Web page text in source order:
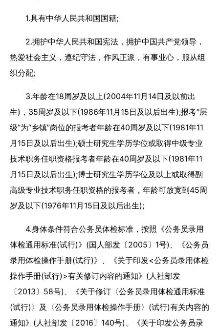
1.具有中华人民共和国国籍;
2.拥护中华人民共和国宪法，拥护中国共产党领导，
热爱社会主义，遵纪守法，作风正派，有事业心，服从组
织分配;
3.年龄在18周岁及以上(2004年11月14日及以前出
生)，35周岁及以下(1986年11月15日及以后出生);报考“层
级”为“乡镇”岗位的报考者年龄在40周岁及以下(1981年11
月15日及以后出生);硕士研究生学历学位或取得中级专业
技术职务任职资格报考者年龄在40周岁及以下(1981年11
月15日及以后出生);博士研究生学历学位及以上或取得副
高级专业技术职务任职资格的报考者，年龄可放宽到45周
岁及以下(1976年11月15日及以后出生);
4.身体条件符合公务员体检标准，按照《公务员录用
体检通用标准(试行)》(国人部发〔2005〕1号)、《公务员
录用体检操作手册(试行)》、《关于印发<公务员录用体检
操作手册(试行)>有关修订内容的通知》(人社部发
〔2013〕58号)、《关于修订〈公务员录用体检通用标准
(试行)〉及〈公务员录用体检操作手册〉(试行)有关内容的
通知》(人社部发〔2016〕140号)、《关于印发公务员录